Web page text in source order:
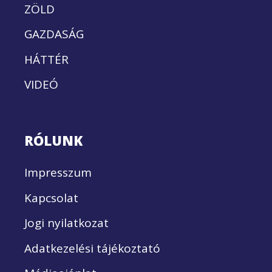
ZÖLD
GAZDASÁG
HÁTTÉR
VIDEÓ
RÓLUNK
Impresszum
Kapcsolat
Jogi nyilatkozat
Adatkezelési tájékoztató